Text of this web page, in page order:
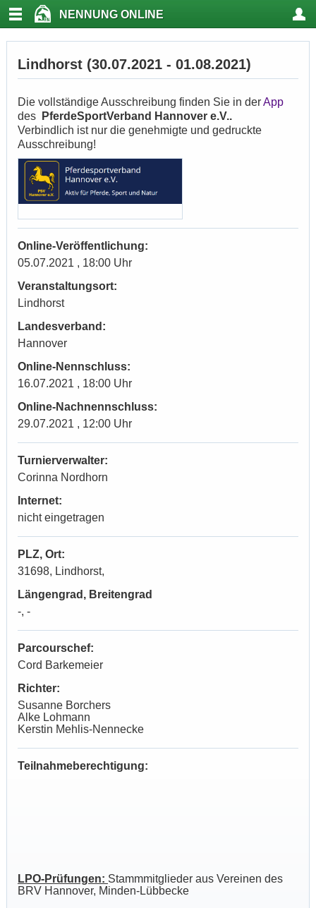
NENNUNG ONLINE
Lindhorst (30.07.2021 - 01.08.2021)
Die vollständige Ausschreibung finden Sie in derApp
des
PferdeSportVerband Hannover e.V..
Verbindlich ist nur die genehmigte und gedruckte
Ausschreibung!
Online-Veröffentlichung:
05.07.2021 , 18:00 Uhr
Veranstaltungsort:
Lindhorst
Landesverband:
Hannover
Online-Nennschluss:
16.07.2021 , 18:00 Uhr
Online-Nachnennschluss:
29.07.2021 , 12:00 Uhr
Turnierverwalter:
Corinna Nordhorn
Internet:
nicht eingetragen
PLZ, Ort:
31698, Lindhorst,
Längengrad, Breitengrad
-, -
Parcourschef:
Cord Barkemeier
Richter:
Susanne Borchers
Alke Lohmann
Kerstin Mehlis-Nennecke
Teilnahmeberechtigung:
LPO-Prüfungen: Stammmitglieder aus Vereinen des
BRV Hannover, Minden-Lübbecke